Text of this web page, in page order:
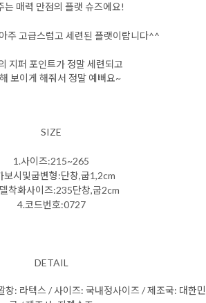
는 매력 만점의 플랫 슈즈에요!
주 고급스럽고 세련된 플랫이랍니다^^
지퍼 포인트가 정말 세련되고
보이게 해줘서 정말 예뻐요~
SIZE
1.사이즈:215~265
보시및굽변형:단창,굽1,2cm
착화사이즈:235단창,굽2cm
4.코드번호:0727
DETAIL
: 라텍스 / 사이즈: 국내정사이즈 / 제조국: 대한민